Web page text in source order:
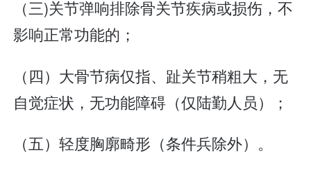
（三)关节弹响排除骨关节疾病或损伤，不
影响正常功能的；
（四）大骨节病仅指、趾关节稍粗大，无
自觉症状，无功能障碍（仅陆勤人员）；
（五）轻度胸廓畸形（条件兵除外）。